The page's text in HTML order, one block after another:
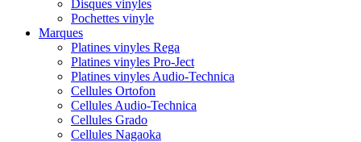
Disques vinyles
Pochettes vinyle
Marques
Platines vinyles Rega
Platines vinyles Pro-Ject
Platines vinyles Audio-Technica
Cellules Ortofon
Cellules Audio-Technica
Cellules Grado
Cellules Nagaoka